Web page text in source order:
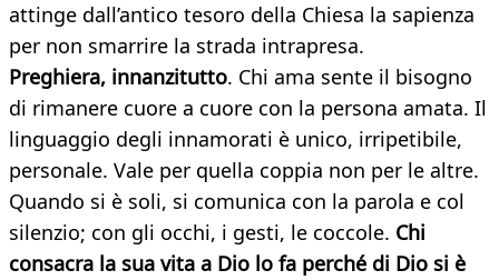
attinge dall’antico tesoro della Chiesa la sapienza
per non smarrire la strada intrapresa.
Preghiera, innanzitutto. Chi ama sente il bisogno
di rimanere cuore a cuore con la persona amata. Il
linguaggio degli innamorati è unico, irripetibile,
personale. Vale per quella coppia non per le altre.
Quando si è soli, si comunica con la parola e col
silenzio; con gli occhi, i gesti, le coccole. Chi
consacra la sua vita a Dio lo fa perché di Dio si è